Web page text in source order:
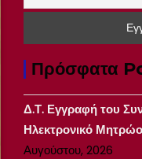
Πρόσφατα
Δ.Τ. Εγγραφή του
Ηλεκτρονικό
Αυγούστου, 2026